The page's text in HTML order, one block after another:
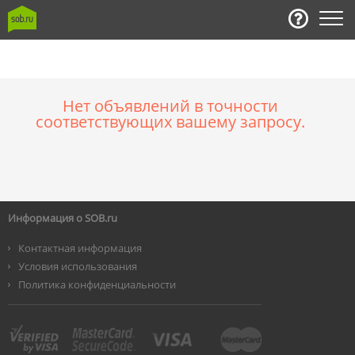
Нет объявлений в точности
соответствующих вашему запросу.
Информация о SOB.ru
Контактная информация
Условия использования
Политика конфиденциальности